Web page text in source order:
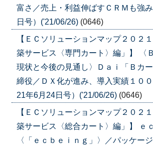
富さ／売上・利益伸ばすＣＲＭも強
日号）('21/06/26) (0646)
【ＥＣソリューションマップ２０２
築サービス〈専門カート〉編」】 〈
現状と今後の見通し〉Ｄａｉ「Ｂカ
締役／ＤＸ化が進み、導入実績１０
21年6月24日号）('21/06/26) (0646)
【ＥＣソリューションマップ２０２
築サービス〈総合カート〉編」】 ｅ
〈「ｅｃｂｅｉｎｇ」〉／パッケー